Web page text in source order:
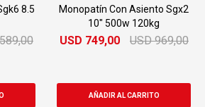
8.5
Monopatín Con Asiento Sgx2
10" 500w 120kg
USD 749,00 USD 969,00